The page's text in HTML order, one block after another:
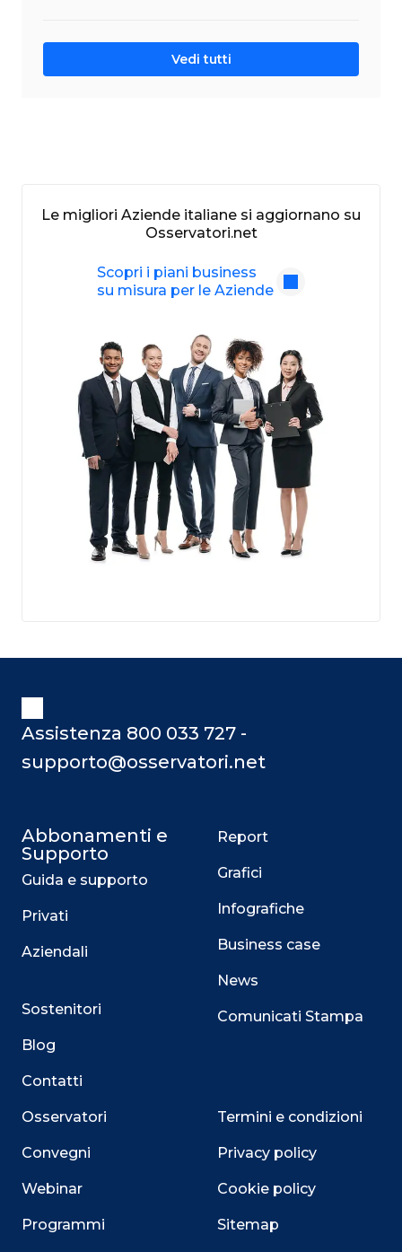
Vedi tutti
Le migliori Aziende italiane si aggiornano su
Osservatori.net
Scopri i piani business
su misura per le Aziende
Assistenza 800 033 727 -
supporto@osservatori.net
Abbonamenti e
Supporto
Guida e supporto
Privati
Aziendali
Sostenitori
Blog
Contatti
Osservatori
Convegni
Webinar
Programmi
Report
Grafici
Infografiche
Business case
News
Comunicati Stampa
Termini e condizioni
Privacy policy
Cookie policy
Sitemap